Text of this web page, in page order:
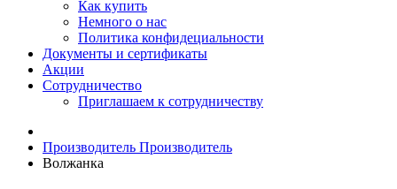
Как купить
Немного о нас
Политика конфидециальности
Документы и сертификаты
Акции
Сотрудничество
Приглашаем к сотрудничеству
Производитель Производитель
Волжанка